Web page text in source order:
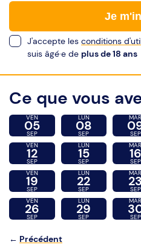
Je
J'accepte les conditions
suis âgé·e de plus de 18 ans
Ce que vous
VEN
05
SEP
LUN
08
SEP SEP
VEN
12
SEP
LUN
15
SEP
16
SEP
VEN
19
SEP
LUN
22
SEP
23
SEP
VEN
26
SEP
LUN
29
SEP SEP
← Précédent